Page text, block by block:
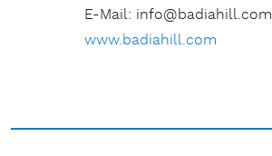
E-Mail: info@badiahill.com
www.badiahill.com